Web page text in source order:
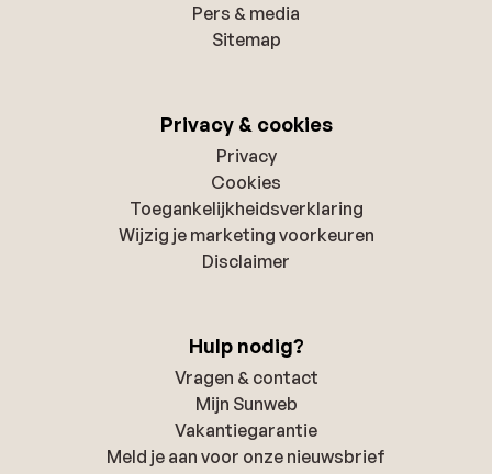
Pers & media
Sitemap
Privacy & cookies
Privacy
Cookies
Toegankelijkheidsverklaring
Wijzig je marketing voorkeuren
Disclaimer
Hulp nodig?
Vragen & contact
Mijn Sunweb
Vakantiegarantie
Meld je aan voor onze nieuwsbrief